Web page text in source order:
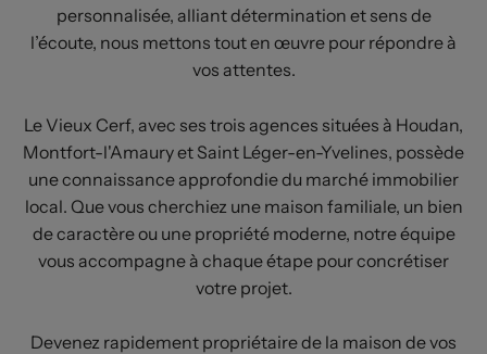
personnalisée, alliant détermination et sens de
l’écoute, nous mettons tout en œuvre pour répondre à
vos attentes.
Le Vieux Cerf, avec ses trois agences situées à Houdan,
Montfort-l'Amaury et Saint Léger-en-Yvelines, possède
une connaissance approfondie du marché immobilier
local. Que vous cherchiez une maison familiale, un bien
de caractère ou une propriété moderne, notre équipe
vous accompagne à chaque étape pour concrétiser
votre projet.
Devenez rapidement propriétaire de la maison de vos